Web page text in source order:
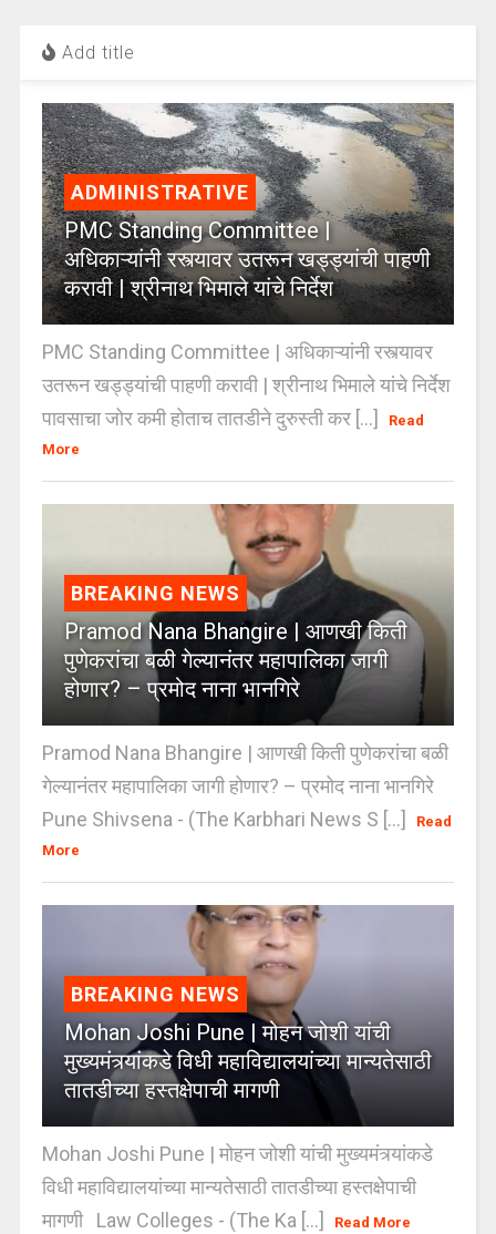
Add title
ADMINISTRATIVE
PMC Standing Committee |
अधिकाऱ्यांनी रस्त्यावर उतरून खड्ड्यांची पाहणी
करावी | श्रीनाथ भिमाले यांचे निर्देश
PMC Standing Committee | अधिकाऱ्यांनी रस्त्यावर
उतरून खड्ड्यांची पाहणी करावी | श्रीनाथ भिमाले यांचे निर्देश
पावसाचा जोर कमी होताच तातडीने दुरुस्ती कर [...]
Read
More
BREAKING NEWS
Pramod Nana Bhangire | आणखी किती
पुणेकरांचा बळी गेल्यानंतर महापालिका जागी
होणार? – प्रमोद नाना भानगिरे
Pramod Nana Bhangire | आणखी किती पुणेकरांचा बळी
गेल्यानंतर महापालिका जागी होणार? – प्रमोद नाना भानगिरे
Pune Shivsena - (The Karbhari News S [...]
Read
More
BREAKING NEWS
Mohan Joshi Pune | मोहन जोशी यांची
मुख्यमंत्र्यांकडे विधी महाविद्यालयांच्या मान्यतेसाठी
तातडीच्या हस्तक्षेपाची मागणी
Mohan Joshi Pune | मोहन जोशी यांची मुख्यमंत्र्यांकडे
विधी महाविद्यालयांच्या मान्यतेसाठी तातडीच्या हस्तक्षेपाची
मागणी Law Colleges - (The Ka [...]
Read More